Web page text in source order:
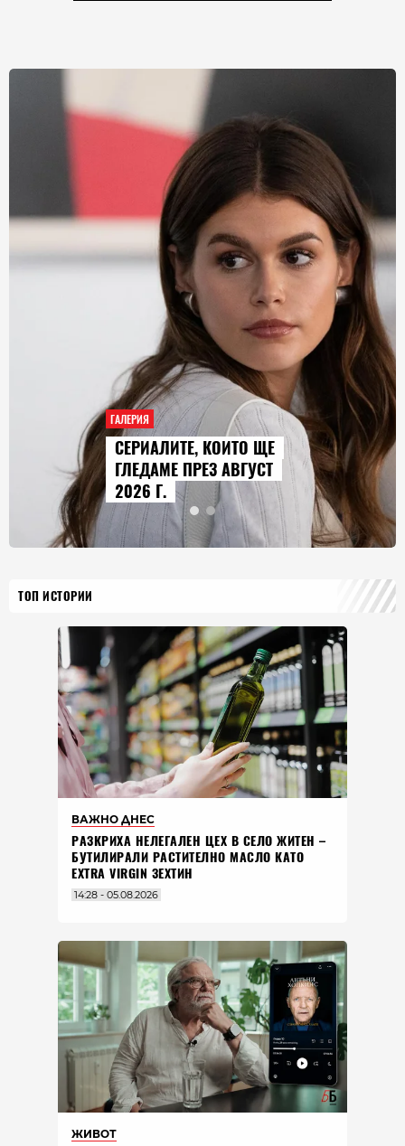
ГАЛЕРИЯ
AUDI Q9 СТАВА НАЙ-
ГОЛЕМИЯТ МОДЕЛ В
ИСТОРИЯТА НА МАРКАТА
ТОП ИСТОРИИ
ВАЖНО ДНЕС
РАЗКРИХА НЕЛЕГАЛЕН ЦЕХ В СЕЛО ЖИТЕН –
БУТИЛИРАЛИ РАСТИТЕЛНО МАСЛО КАТО
EXTRA VIRGIN ЗЕХТИН
14:28 - 05.08.2026
ЖИВОТ